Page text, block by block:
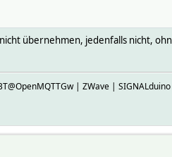
übernehmen, jedenfalls nicht,
| ZWave |